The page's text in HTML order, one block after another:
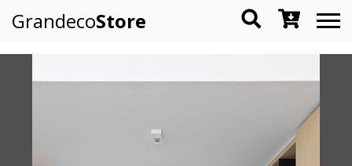
GrandecoStore